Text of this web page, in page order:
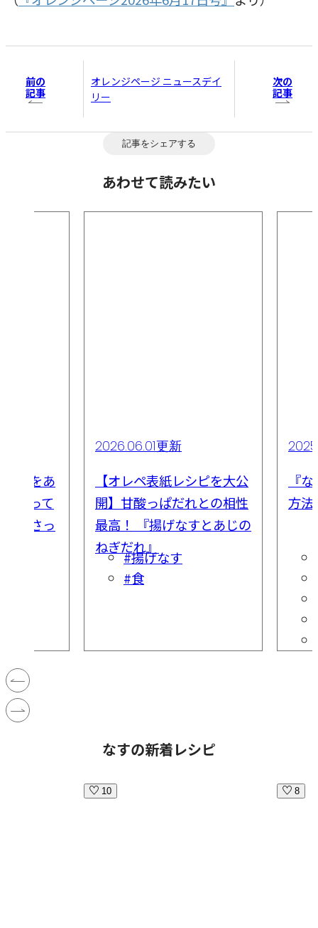
前の
記事
オレンジページ ニュースデイ
リー
次の
記事
記事をシェアする
あわせて読みたい
」をあ
あって
『さっ
2026.06.01更新
【オレペ表紙レシピを大公
開】甘酸っぱだれとの相性
最高！ 『揚げなすとあじの
ねぎだれ』
#揚げなす
#食
『
方法
なすの新着レシピ
10 8